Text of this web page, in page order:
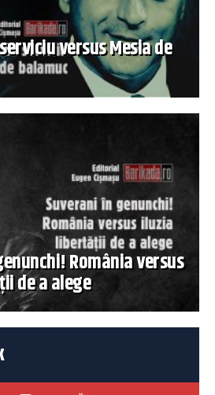
versus Mesia de
România versus
de a alege